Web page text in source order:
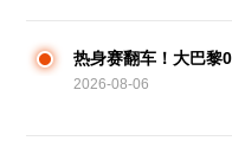
热身赛翻车！大巴黎
2026-08-06